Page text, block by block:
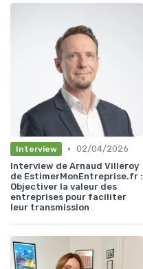
Interview • 02/04/2026
Interview de Arnaud Villeroy
de EstimerMonEntreprise.fr :
Objectiver la valeur des
entreprises pour faciliter
leur transmission